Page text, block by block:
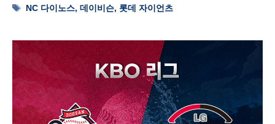
Tags
NC 다이노스,데이비슨, 롯데 자이언츠